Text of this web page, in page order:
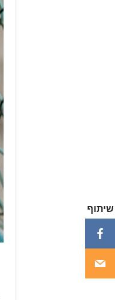
שיתוף